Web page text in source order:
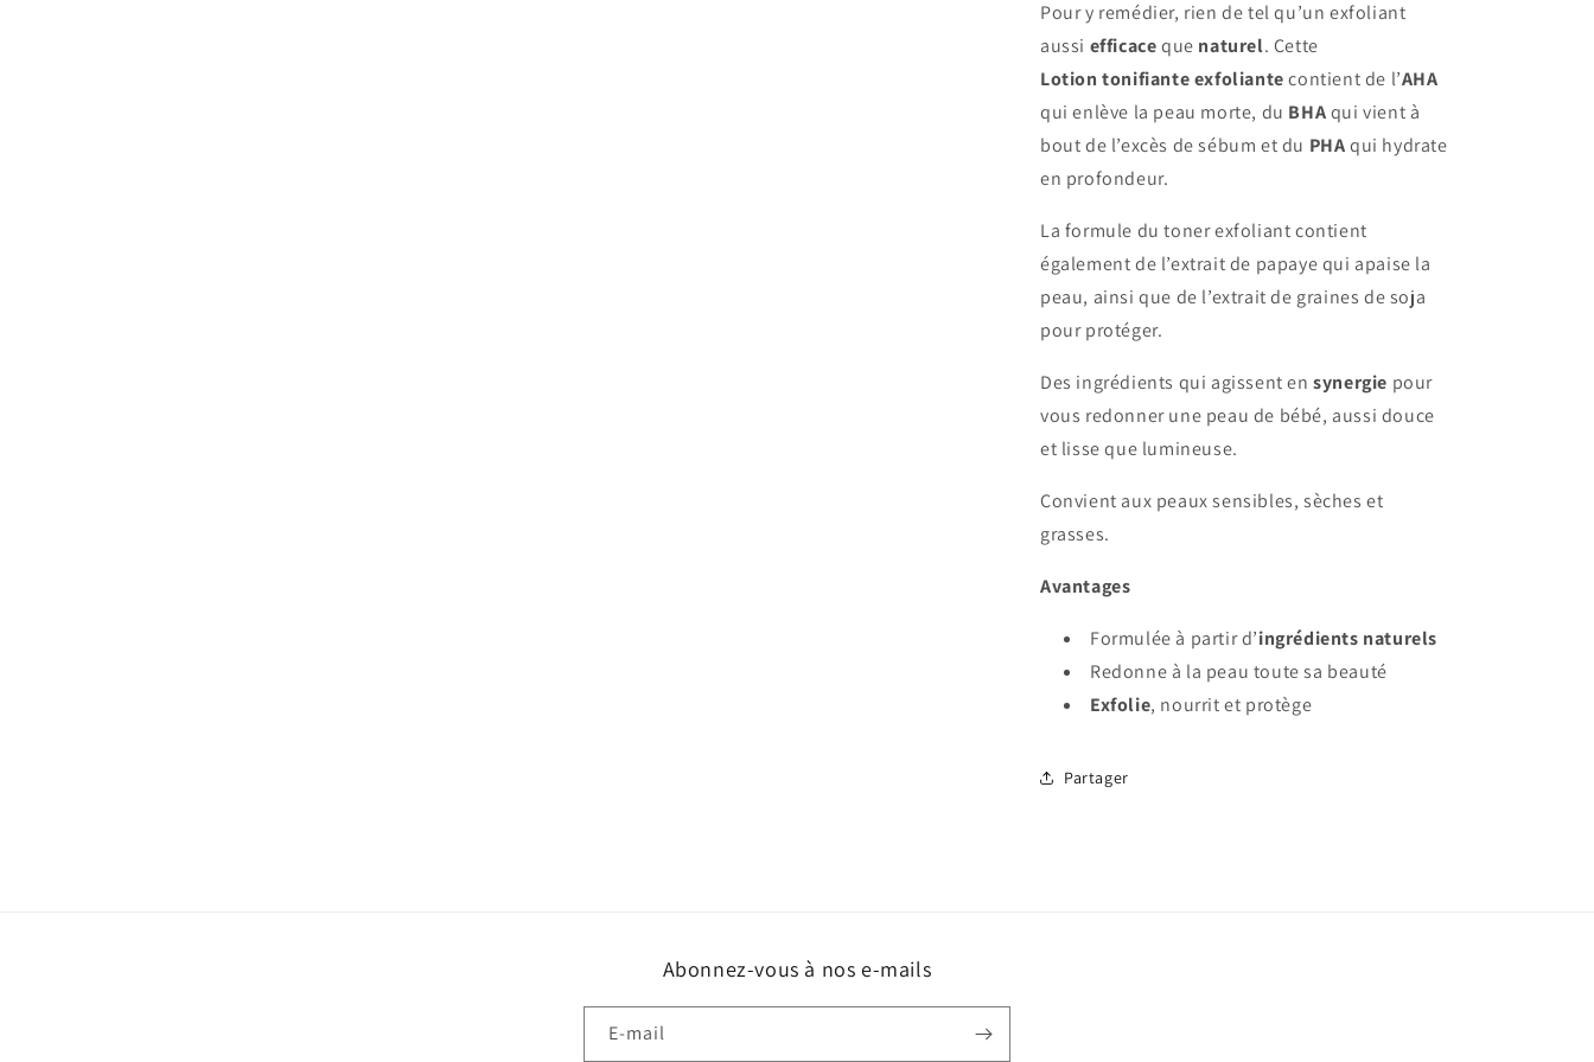
Pour y remédier, rien de tel qu’un exfoliant
aussi efficaceque naturel. Cette
Lotion tonifiante exfoliantecontient de l’AHA
qui enlève la peau morte, du BHAqui vient à
bout de l’excès de sébum et du PHAqui hydrate
en profondeur.
La formule du toner exfoliant contient
également de l’extrait de papaye qui apaise la
peau, ainsi que de l’extrait de graines de soja
pour protéger.
Des ingrédients qui agissent ensynergie pour
vous redonner une peau de bébé, aussi douce
et lisse que lumineuse.
Convient aux peaux sensibles, sèches et
grasses.
Avantages
Formulée à partir d’ingrédients naturels
Redonne à la peau toute sa beauté
Exfolie, nourrit et protège
Partager
Abonnez-vous à nos e-mails
E-mail